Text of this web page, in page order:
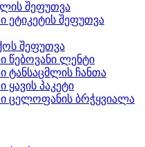
შეფუთვა
შეფუთვა
შეფუთვა
წებოვანი ლენტი
ტანსაცმლის ჩანთა
პაკეტი
ცელოფანის ბრჭყვიალა